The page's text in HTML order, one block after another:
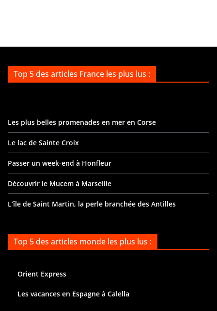
Top 5 des articles France les plus lus :
Les plus belles promenades en mer en Corse
Le lac de Sainte Croix
Passer un week-end à Honfleur
Découvrir le Mucem à Marseille
L’île de Saint Martin, la perle branchée des Antilles
Top 5 des articles monde les plus lus :
Orient Express
Les vacances en Espagne à Calella